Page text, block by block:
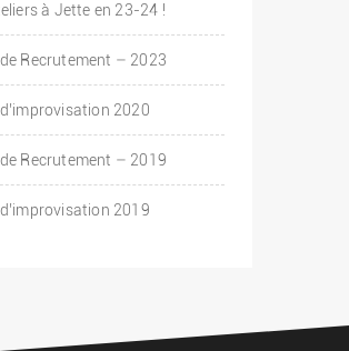
à Jette en 23-24 !
Recrutement – 2023
2020
Recrutement – 2019
2019